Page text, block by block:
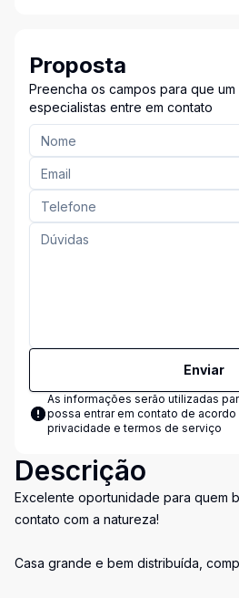
Proposta
Preencha os campos para que
especialistas entre em contato
Enviar
As informações serão utilizadas
possa entrar em contato de acordo
privacidade e termos de serviço
Descrição
Excelente oportunidade para quem
contato com a natureza!
Casa grande e bem distribuída,